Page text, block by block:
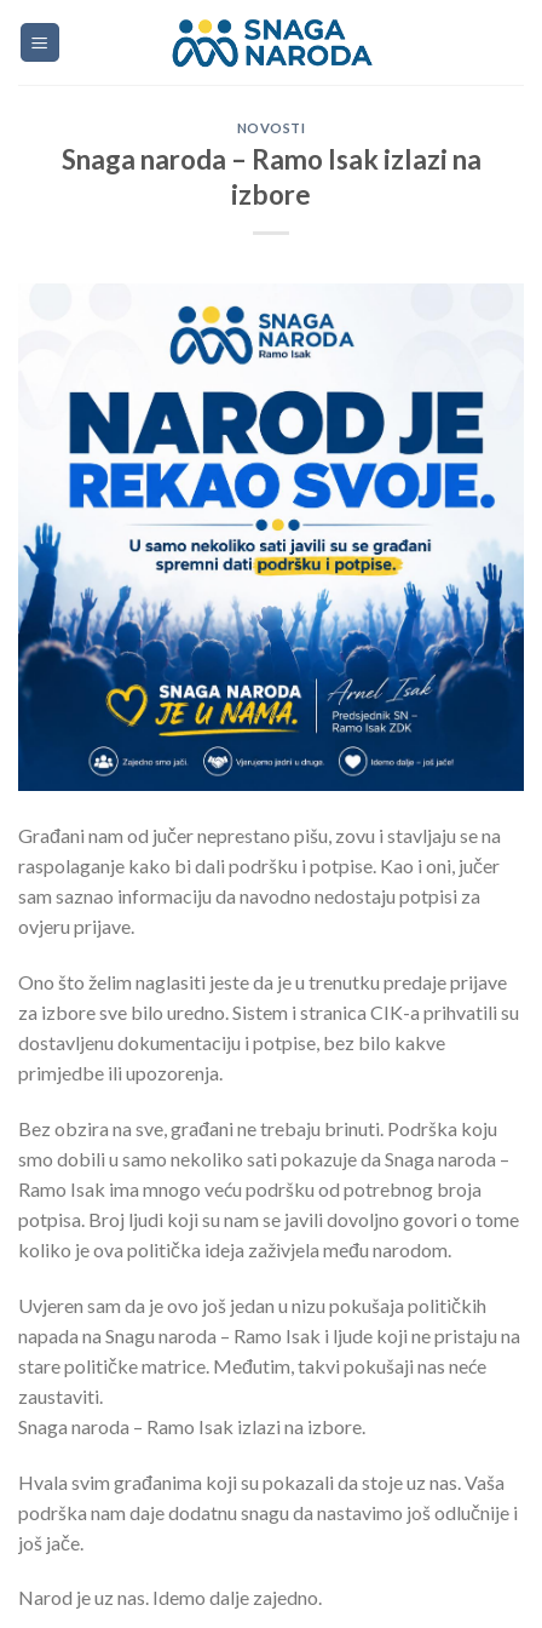
NOVOSTI
Snaga naroda – Ramo Isak izlazi na
izbore
Građani nam od jučer neprestano pišu, zovu i stavljaju se na
raspolaganje kako bi dali podršku i potpise. Kao i oni, jučer
sam saznao informaciju da navodno nedostaju potpisi za
ovjeru prijave.
Ono što želim naglasiti jeste da je u trenutku predaje prijave
za izbore sve bilo uredno. Sistem i stranica CIK-a prihvatili su
dostavljenu dokumentaciju i potpise, bez bilo kakve
primjedbe ili upozorenja.
Bez obzira na sve, građani ne trebaju brinuti. Podrška koju
smo dobili u samo nekoliko sati pokazuje da Snaga naroda –
Ramo Isak ima mnogo veću podršku od potrebnog broja
potpisa. Broj ljudi koji su nam se javili dovoljno govori o tome
koliko je ova politička ideja zaživjela među narodom.
Uvjeren sam da je ovo još jedan u nizu pokušaja političkih
napada na Snagu naroda – Ramo Isak i ljude koji ne pristaju na
stare političke matrice. Međutim, takvi pokušaji nas neće
zaustaviti.
Snaga naroda – Ramo Isak izlazi na izbore.
Hvala svim građanima koji su pokazali da stoje uz nas. Vaša
podrška nam daje dodatnu snagu da nastavimo još odlučnije i
još jače.
Narod je uz nas. Idemo dalje zajedno.